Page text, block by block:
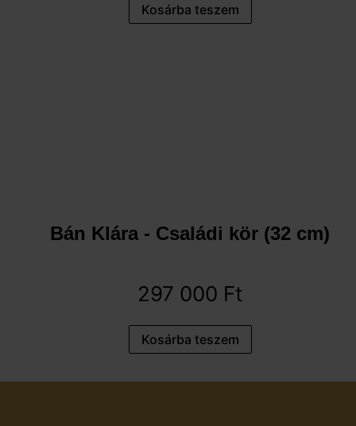
Kosárba teszem
Bán Klára - Családi kör (32 cm)
297 000 Ft
Kosárba teszem